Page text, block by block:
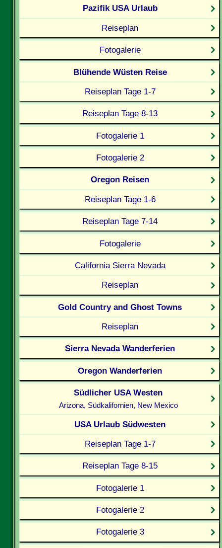
Pazifik USA Urlaub
Reiseplan
Fotogalerie
Blühende Wüsten Reise
Reiseplan Tage 1-7
Reiseplan Tage 8-13
Fotogalerie 1
Fotogalerie 2
Oregon Reisen
Reiseplan Tage 1-6
Reiseplan Tage 7-14
Fotogalerie
California Sierra Nevada
Reiseplan
Gold Country and Ghost Towns
Reiseplan
Sierra Nevada Wanderferien
Oregon Wanderferien
Südlicher USA Westen
Arizona, Südkalifornien, New Mexico
USA Urlaub Südwesten
Reiseplan Tage 1-7
Reiseplan Tage 8-15
Fotogalerie 1
Fotogalerie 2
Fotogalerie 3